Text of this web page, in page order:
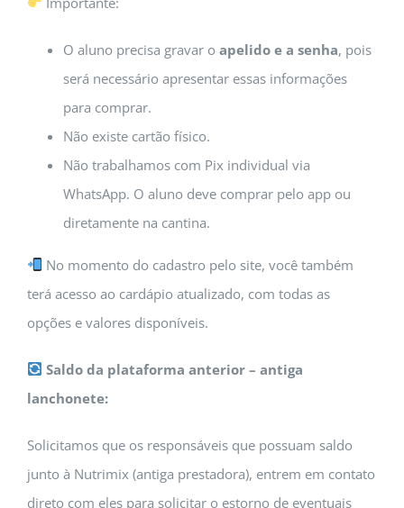
O aluno precisa gravar o apelido e a senha, pois
será necessário apresentar essas informações
para comprar.
Não existe cartão físico.
Não trabalhamos com Pix individual via
WhatsApp. O aluno deve comprar pelo app ou
diretamente na cantina.
No momento do cadastro pelo site, você também
terá acesso ao cardápio atualizado, com todas as
opções e valores disponíveis.
Saldo da plataforma anterior – antiga
lanchonete:
Solicitamos que os responsáveis que possuam saldo
junto à Nutrimix (antiga prestadora), entrem em contato
direto com eles para solicitar o estorno de eventuais